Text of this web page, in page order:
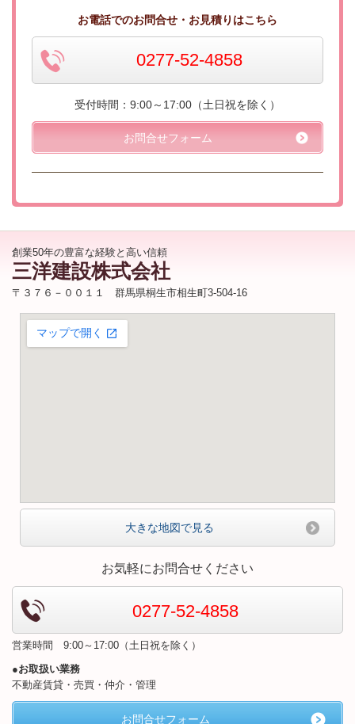
お電話でのお問合せ・お見積りはこちら
0277-52-4858
受付時間：9:00～17:00（土日祝を除く）
お問合せフォーム
創業50年の豊富な経験と高い信頼
三洋建設株式会社
〒３７６－００１１ 群馬県桐生市相生町3-504-16
大きな地図で見る
お気軽にお問合せください
0277-52-4858
営業時間 9:00～17:00（土日祝を除く）
●お取扱い業務
不動産賃貸・売買・仲介・管理
お問合せフォーム